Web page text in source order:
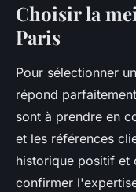
Choisir la
Paris
Pour sélectionner
répond
sont à prendre en
et les références
historique positif et
confirmer